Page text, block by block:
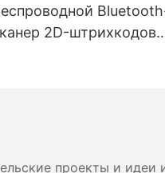
2D-штрихкодов
проекты и